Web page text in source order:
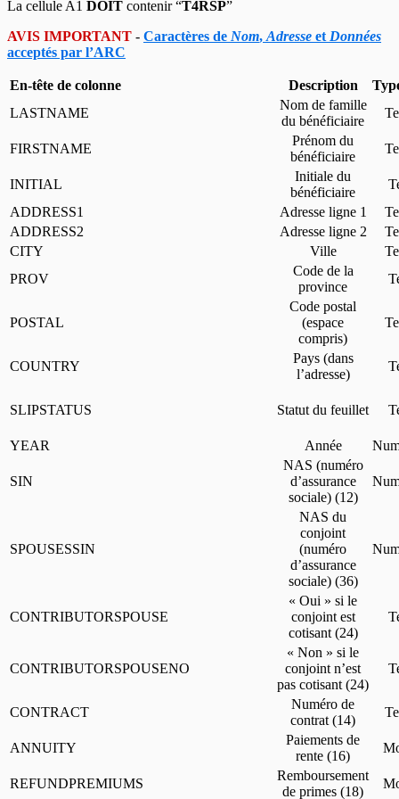
La cellule A1 DOIT contenir “T4RSP”
AVIS IMPORTANT - Caractères de Nom, Adresse et Données
acceptés par l’ARC
En-tête de colonne Description
LASTNAME
Nom de famille
du bénéficiaire
FIRSTNAME
Prénom du
bénéficiaire
INITIAL
Initiale du
bénéficiaire
ADDRESS1
Adresse ligne 1
ADDRESS2
Adresse ligne 2
CITY
Ville
PROV
Code de la
province
POSTAL
Code postal
(espace
compris)
COUNTRY
Pays (dans
l’adresse)
SLIPSTATUS Statut du feuillet
YEAR Année
SIN
NAS (numéro
d’assurance
sociale) (12)
SPOUSESSIN
NAS du
conjoint
(numéro
d’assurance
sociale) (36)
CONTRIBUTORSPOUSE
« Oui » si le
conjoint est
cotisant (24)
CONTRIBUTORSPOUSENO
« Non » si le
conjoint n’est
pas cotisant (24)
CONTRACT
Numéro de
contrat (14)
ANNUITY
Paiements de
rente (16)
REFUNDPREMIUMS
Remboursement
de primes (18)